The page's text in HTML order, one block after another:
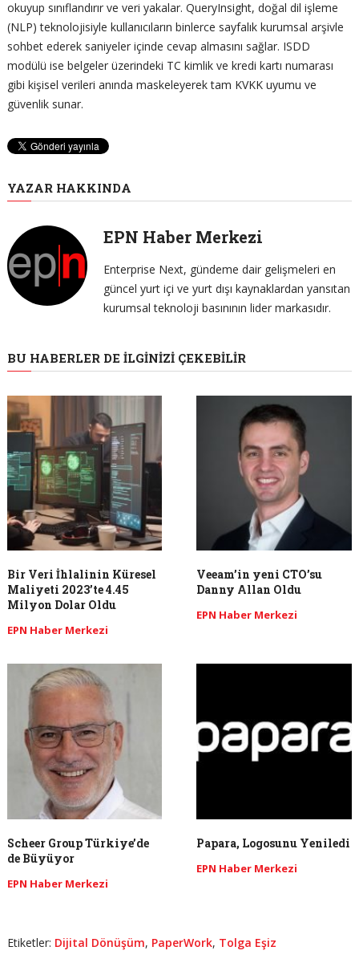
okuyup sınıflandırır ve veri yakalar. QueryInsight, doğal dil işleme
(NLP) teknolojisiyle kullanıcıların binlerce sayfalık kurumsal arşivle
sohbet ederek saniyeler içinde cevap almasını sağlar. ISDD
modülü ise belgeler üzerindeki TC kimlik ve kredi kartı numarası
gibi kişisel verileri anında maskeleyerek tam KVKK uyumu ve
güvenlik sunar.
YAZAR HAKKINDA
EPN Haber Merkezi
Enterprise Next, gündeme dair gelişmeleri en
güncel yurt içi ve yurt dışı kaynaklardan yansıtan
kurumsal teknoloji basınının lider markasıdır.
BU HABERLER DE İLGINIZI ÇEKEBILIR
Bir Veri İhlalinin Küresel
Maliyeti 2023’te 4.45
Milyon Dolar Oldu
EPN Haber Merkezi
Veeam’in yeni CTO’su
Danny Allan Oldu
EPN Haber Merkezi
Scheer Group Türkiye’de
de Büyüyor
EPN Haber Merkezi
Papara, Logosunu Yeniledi
EPN Haber Merkezi
Etiketler: Dijital Dönüşüm, PaperWork, Tolga Eşiz